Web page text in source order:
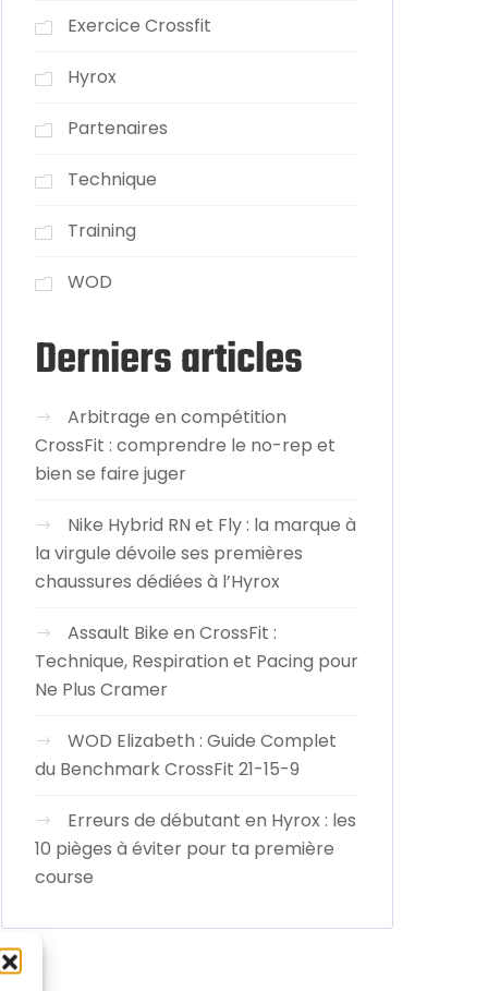
Exercice Crossfit
Hyrox
Partenaires
Technique
Training
WOD
Derniers articles
Arbitrage en compétition
CrossFit : comprendre le no-rep et
bien se faire juger
Nike Hybrid RN et Fly : la marque à
la virgule dévoile ses premières
chaussures dédiées à l’Hyrox
Assault Bike en CrossFit :
Technique, Respiration et Pacing pour
Ne Plus Cramer
WOD Elizabeth : Guide Complet
du Benchmark CrossFit 21-15-9
Erreurs de débutant en Hyrox : les
10 pièges à éviter pour ta première
course